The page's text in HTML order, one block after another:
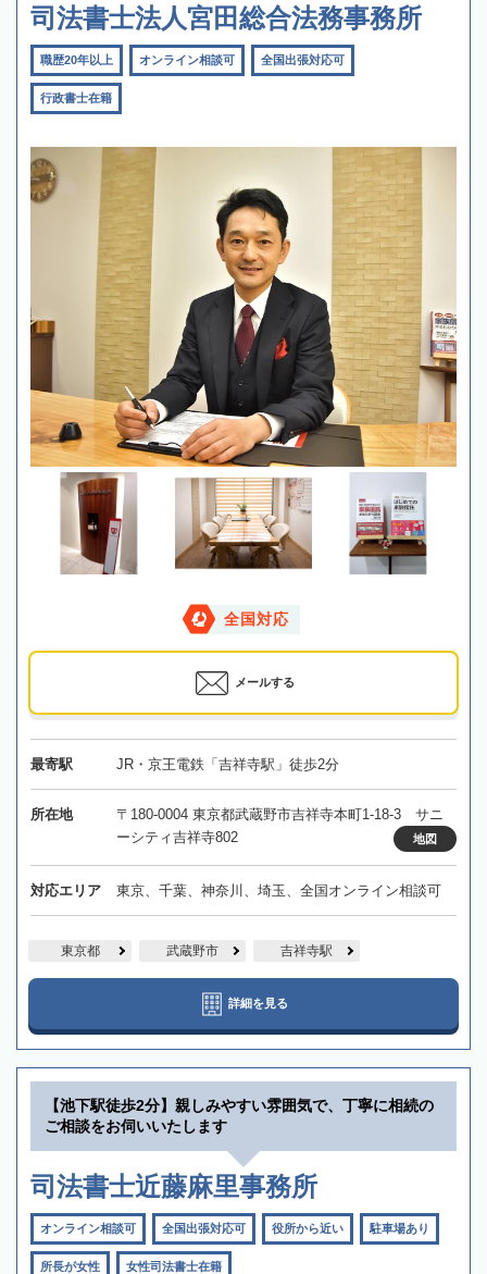
司法書士法人宮田総合法務事務所
職歴20年以上 オンライン相談可 全国出張対応可
行政書士在籍
全国対応
メールする
最寄駅 JR・京王電鉄「吉祥寺駅」徒歩2分
所在地
〒180-0004 東京都武蔵野市吉祥寺本町1-18-3 サニ
ーシティ吉祥寺802
地図
対応エリア 東京、千葉、神奈川、埼玉、全国オンライン相談可
東京都 武蔵野市 吉祥寺駅
詳細を見る
【池下駅徒歩2分】親しみやすい雰囲気で、丁寧に相続の
ご相談をお伺いいたします
司法書士近藤麻里事務所
オンライン相談可 全国出張対応可 役所から近い 駐車場あり
所長が女性 女性司法書士在籍